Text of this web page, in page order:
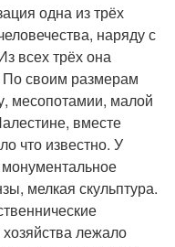
одна из трёх
наряду с
всех трёх она
своим размерам
месопотамии, малой
вместе
что известно. У
мелкая скульптура.
лежало